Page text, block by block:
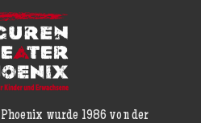
wurde 1986 von der